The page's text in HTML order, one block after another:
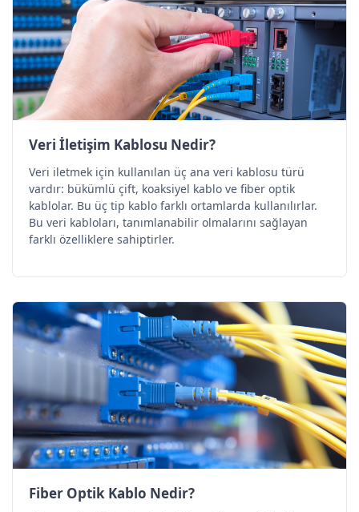
Veri İletişim Kablosu Nedir?
Veri iletmek için kullanılan üç ana veri kablosu türü
vardır: bükümlü çift, koaksiyel kablo ve fiber optik
kablolar. Bu üç tip kablo farklı ortamlarda kullanılırlar.
Bu veri kabloları, tanımlanabilir olmalarını sağlayan
farklı özelliklere sahiptirler.
Fiber Optik Kablo Nedir?